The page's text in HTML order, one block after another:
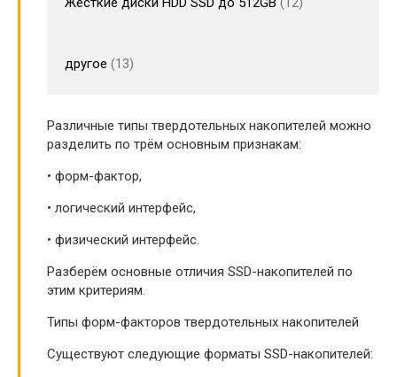
другое 13
Различные типы твердотельных накопителей можно
разделить по трём основным признакам:
• форм-фактор,
• логический интерфейс,
• физический интерфейс.
Разберём основные отличия SSD-накопителей по
этим критериям.
Типы форм-факторов твердотельных накопителей
Существуют следующие форматы SSD-накопителей: